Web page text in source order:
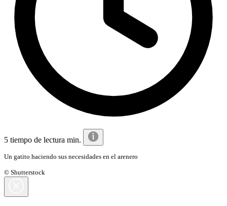
5 tiempo de lectura min.
Un gatito haciendo sus necesidades en el arenero
© Shutterstock